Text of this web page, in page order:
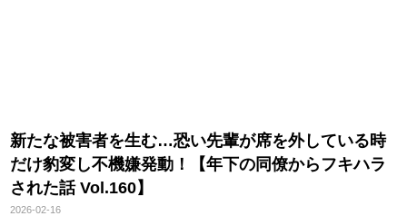
新たな被害者を生む…恐い先輩が席を外している時
だけ豹変し不機嫌発動！【年下の同僚からフキハラ
された話 Vol.160】
2026-02-16